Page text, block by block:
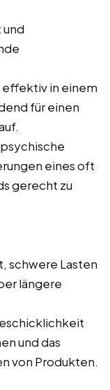
effektiv in einem
für einen
eines oft
gerecht zu
schwere Lasten
längere
und das
von Produkten.